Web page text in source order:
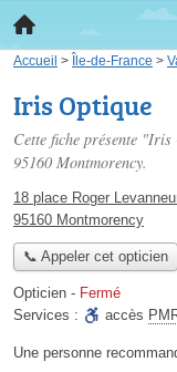
Accueil > Île-de-France >
Iris Optique
Cette fiche présente
95160 Montmorency.
18 place Roger
95160 Montmorency
📞 Appeler cet opticien
Opticien - Fermé
Services :
accès
Une personne